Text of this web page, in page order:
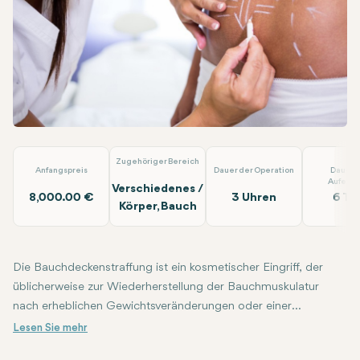
WhatsApp
Telegram
E-Mail
Anfangspreis
8,000.00 €
Zugehöriger Bereich
Verschiedenes /
Körper, Bauch
Dauer der Operation
3 Uhren
Dauer
6
Die Bauchdeckenstraffung ist ein kosmetischer Eingriff, der
üblicherweise zur Wiederherstellung der Bauchmuskulatur
nach erheblichen Gewichtsveränderungen oder einer
Schwangerschaft durchgeführt wird. Dieser chirurgische